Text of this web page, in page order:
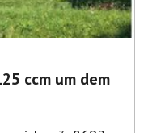
ccm um dem